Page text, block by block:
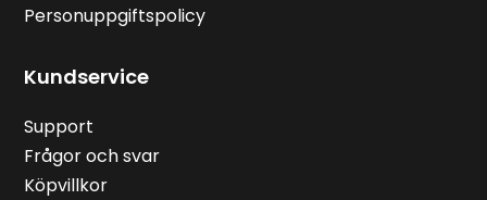
Personuppgiftspolicy
Kundservice
Support
Frågor och svar
Köpvillkor